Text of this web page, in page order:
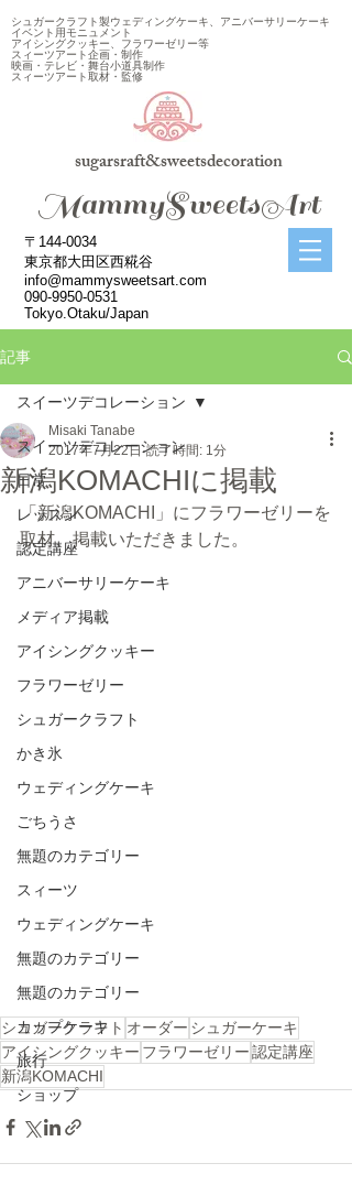
シュガークラフト製ウェディングケーキ、アニバーサリーケーキ
イベント用モニュメント
アイシングクッキー、フラワーゼリー等
スィーツアート企画・制作
映画・テレビ・舞台小道具制作
スィーツアート取材・監修
sugarsraft&sweetsdecoration
​MammySweetsArt
〒144-0034
東京都大田区西糀谷
info@mammysweetsart.com
090-9950-0531
Tokyo.Otaku/Japan
記事
スイーツデコレーション
日常
レッスン
認定講座
アニバーサリーケーキ
メディア掲載
アイシングクッキー
フラワーゼリー
シュガークラフト
かき氷
ウェディングケーキ
ごちうさ
無題のカテゴリー
スィーツ
ウェディングケーキ
無題のカテゴリー
無題のカテゴリー
カップケーキ
旅行
ショップ
スイーツデコレーション
新潟KOMACHIに掲載
Misaki Tanabe
2017年7月22日 読了時間: 1分
「新潟KOMACHI」にフラワーゼリーを
取材、掲載いただきました。
シュガークラフト オーダー シュガーケーキ
アイシングクッキー フラワーゼリー認定講座
新潟KOMACHI